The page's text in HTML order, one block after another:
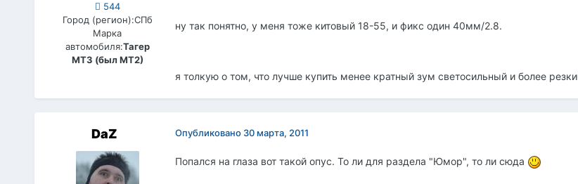
544
Город (регион):СПб
Марка
автомобиля:Тагер
МТ3 (был МТ2)
ну так понятно, у меня тоже китовый 18-55, и фикс один 40мм/2.8.
я толкую о том, что лучше купить менее кратный зум светосильный и более
DaZ Опубликовано 30 марта, 2011
Попался на глаза вот такой опус. То ли для раздела "Юмор", то ли сюда